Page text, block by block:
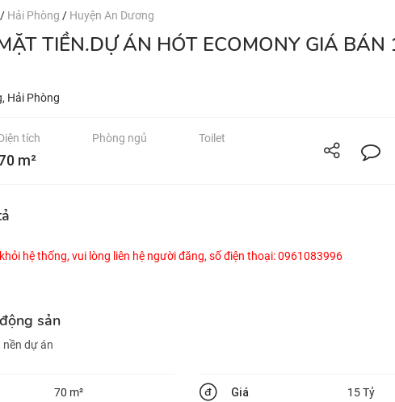
/ Hải Phòng / Huyện An Dương
Hải Phòng
tích
m²
Phòng ngủ Toilet
hệ thống, vui lòng liên hệ người đăng, số điện thoại: 0961083996
sản
nền dự án
70 m² Giá 15 Tỷ